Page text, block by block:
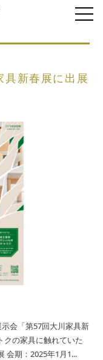
新春展に出展
会「第57回大川家具新
クの家具に触れていた
会期：2025年1月1...